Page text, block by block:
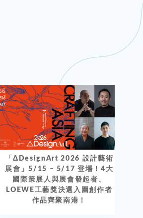
「ΔDesignArt 2026 設計藝術
展會」5/15 – 5/17 登場！4大
國際策展人與展會發起者、
LOEWE工藝獎決選入圍創作者
作品齊聚南港！